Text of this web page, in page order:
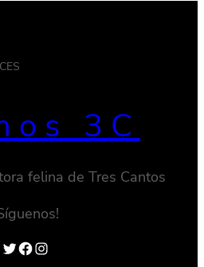
3C
felina de Tres Cantos
Twitter Facebook Instagram